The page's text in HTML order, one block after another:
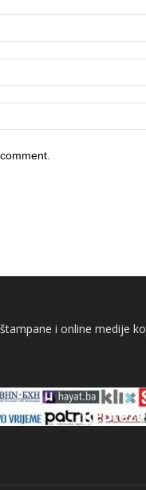
i online medije